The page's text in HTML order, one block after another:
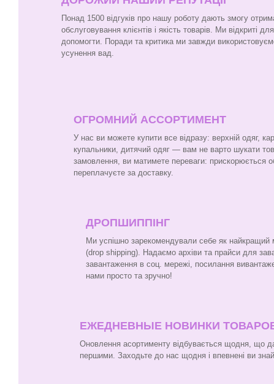
Понад 1500 відгуків про нашу роботу дають змогу
обслуговування клієнтів і якість товарів. Ми відкриті
допомогти. Поради та критика ми завжди
усунення вад.
ОГРОМНИЙ АССОРТИМЕНТ
У нас ви можете купити все відразу: верхній одяг,
купальники, дитячий одяг — вам не варто шукати
замовлення, ви матимете переваги: прискорюється
переплачуєте за доставку.
ДРОПШИППІНГ
Ми успішно зарекомендували себе як найкращий
(drop shipping). Надаємо архіви та прайси для
завантаження в соц. мережі, посилання
нами просто та зручно!
ЕЖЕДНЕВНЫЕ НОВИНКИ
Оновлення асортименту відбувається щодня, що
першими. Заходьте до нас щодня і впевнені ви